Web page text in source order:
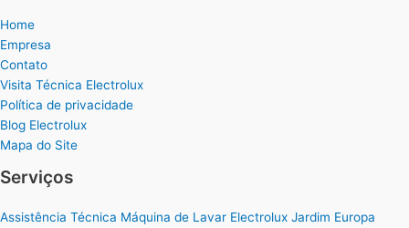
Home
Empresa
Contato
Visita Técnica Electrolux
Política de privacidade
Blog Electrolux
Mapa do Site
Serviços
Assistência Técnica Máquina de Lavar Electrolux Jardim Europa